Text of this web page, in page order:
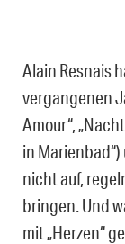
Alain Resnais
vergangenen
Amour“,
in
nicht auf,
bringen. Und
mit „Herzen“